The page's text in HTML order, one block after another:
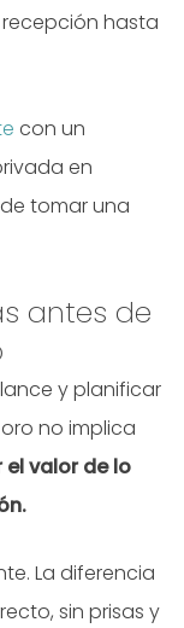
hasta
con un
en
tomar una
antes de
y planificar
no implica
el valor de lo
La diferencia
sin prisas y